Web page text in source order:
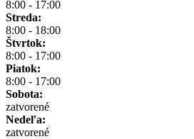
8:00 - 17:00
Streda:
8:00 - 18:00
Štvrtok:
8:00 - 17:00
Piatok:
8:00 - 17:00
Sobota:
zatvorené
Nedeľa:
zatvorené